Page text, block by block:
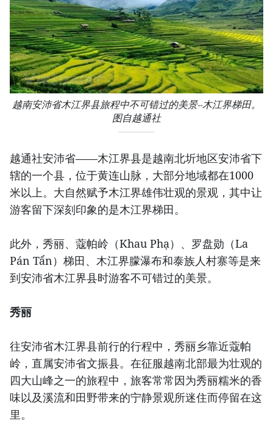
越南安沛省木江界县旅程中不可错过的美景--木江界梯田。
图自越通社
越通社安沛省——木江界县是越南北圻地区安沛省下
辖的一个县，位于黄连山脉，大部分地域都在1000
米以上。大自然赋予木江界雄伟壮观的景观，其中让
游客留下深刻印象的是木江界梯田。
此外，秀丽、蔻帕岭（Khau Phạ）、罗盘勋（La
Pán Tẩn）梯田、木江界朦瀑布和泰族人村寨等是来
到安沛省木江界县时游客不可错过的美景。
秀丽
往安沛省木江界县前行的行程中，秀丽乡靠近蔻帕
岭，直属安沛省文振县。在征服越南北部最为壮观的
四大山峰之一的旅程中，旅客常常因为秀丽糯米的香
味以及溪流和田野带来的宁静景观所迷住而停留在这
里。